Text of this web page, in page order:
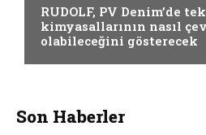
RUDOLF, PV Denim’de
kimyasallarının nasıl
olabileceğini gösterecek
Son Haberler